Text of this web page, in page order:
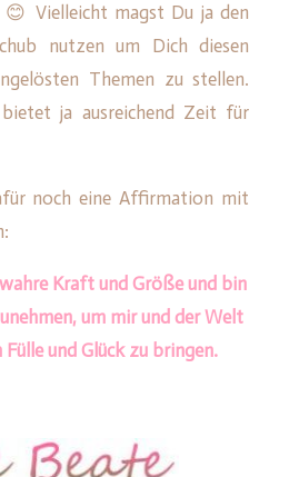
Vielleicht magst Du ja den
nutzen um Dich diesen
Themen zu stellen.
bietet ja ausreichend Zeit für
noch eine Affirmation mit
Kraft und Größe und bin
um mir und der Welt
Fülle und Glück zu bringen.